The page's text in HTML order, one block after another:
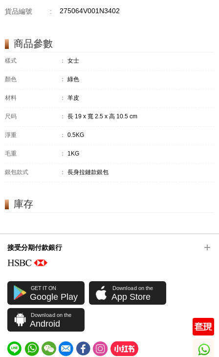
貨品編號 : 275064V001N3402
商品參數
樣式 ： 女士
顏色 ： 綠色
材料 ： 羊皮
尺码 ： 長 19 x 寬 2.5 x 高 10.5 cm
淨重 ： 0.5KG
毛重 ： 1KG
銀包款式 ： 長身拉鏈款銀包
庫存
接受分期付款銀行
GET IT ON
Google Play
Download on the
App Store
Download on the
Android